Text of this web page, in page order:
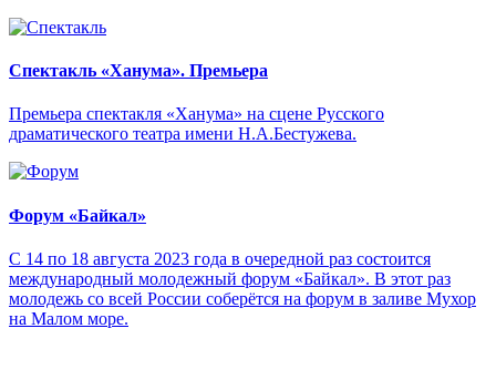
Спектакль «Ханума». Премьера
Премьера спектакля «Ханума» на сцене Русского
драматического театра имени Н.А.Бестужева.
Форум «Байкал»
С 14 по 18 августа 2023 года в очередной раз состоится
международный молодежный форум «Байкал». В этот раз
молодежь со всей России соберётся на форум в заливе Мухор
на Малом море.